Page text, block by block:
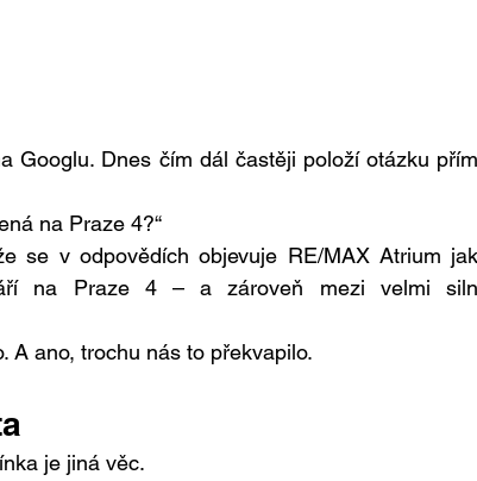
Googlu. Dnes čím dál častěji položí otázku
na Praze 4?“
se v odpovědích objevuje RE/MAX Atrium
na Praze 4 – a zároveň mezi velmi
A ano, trochu nás to překvapilo.
je jiná věc.